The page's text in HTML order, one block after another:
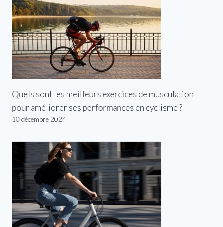
Quels sont les meilleurs exercices de musculation
pour améliorer ses performances en cyclisme ?
10 décembre 2024